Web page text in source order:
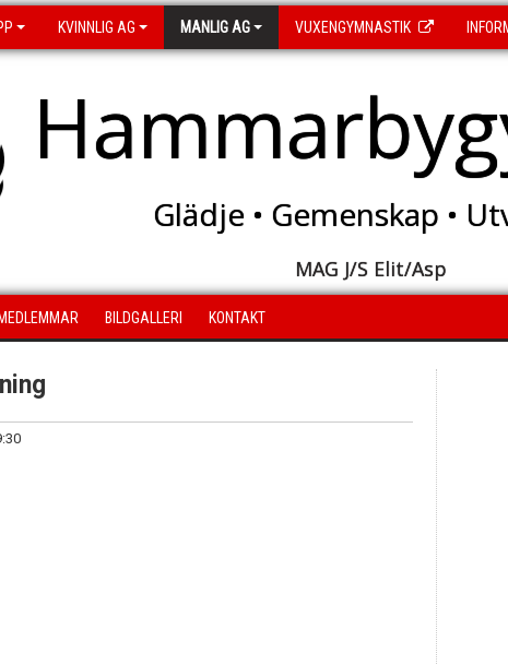
KVINNLIG AG MANLIG AG VUXENGYMNASTIK
Glädje • Gemenskap •
MAG J/S Elit/Asp
MEDLEMMAR BILDGALLERI KONTAKT